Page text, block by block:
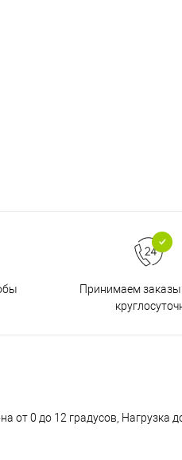
Принимаем заказы
от 0 до 12 градусов, Нагрузка